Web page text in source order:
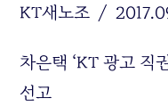
KT새노조
차은택 ‘KT 광고 직
선고